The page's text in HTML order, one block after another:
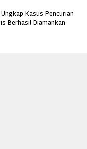
Kasus Pencurian
Berhasil Diamankan